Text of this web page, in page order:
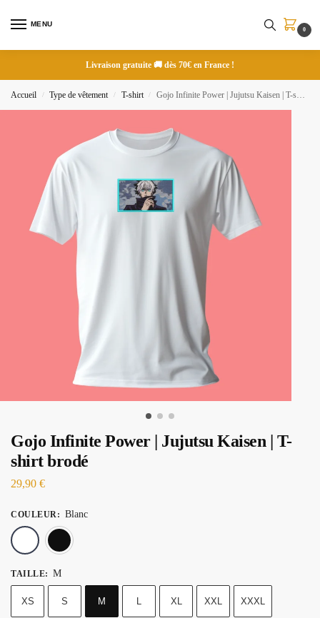
MENU
0
Livraison gratuite 🚚 dès 70€ en France !
Accueil / Type de vêtement / T-shirt / Gojo Infinite Power | Jujutsu Kaisen | T-shirt brodé
Gojo Infinite Power | Jujutsu Kaisen | T-
shirt brodé
29,90 €
COULEUR : Blanc
TAILLE: M
XS S M L XL XXL XXXL